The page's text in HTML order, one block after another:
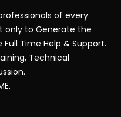
of every
only to Generate the
Time Help & Support.
Technical